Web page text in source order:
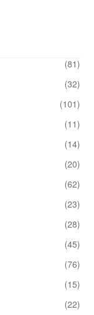
(81)
(32)
(101)
(11)
(14)
(20)
(62)
(23)
(28)
(45)
(76)
(15)
(22)